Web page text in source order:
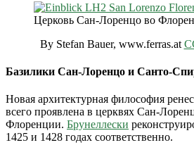
Церковь Сан-Лоренцо во
By Stefan Bauer, www.ferras.at
Базилики Сан-Лоренцо и Санто-
Новая архитектурная философия
всего проявлена в церквях Сан-
Флоренции. Брунеллески
1425 и 1428 годах соответственно.